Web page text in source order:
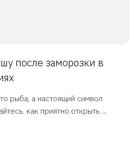
после заморозки в
рыба, а настоящий символ
как приятно открыть ...